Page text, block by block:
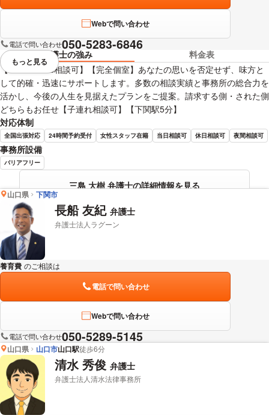
Webで問い合わせ
電話で問い合わせ050-5283-6846
弁護士の強み
料金表
【LINE・WEB相談可】【完全個室】あなたの思いを否定せず、味方と
して的確・迅速にサポートします。多数の相談実績と事務所の総合力を
活かし、今後の人生を見据えたプランをご提案。請求する側・された側
どちらもお任せ【子連れ相談可】【下関駅5分】
対応体制
全国出張対応 24時間予約受付 女性スタッフ在籍 当日相談可 休日相談可 夜間相談可
事務所設備
バリアフリー
三島 大樹 弁護士の詳細情報を見る
視覚的に省略されている要素を
もっと見る
山口県 下関市
長船 友紀 弁護士
弁護士法人ラグーン
養育費 のご相談は
電話で問い合わせ
Webで問い合わせ
電話で問い合わせ050-5289-5145
山口県 山口市山口駅徒歩6分
清水 秀俊 弁護士
弁護士法人清水法律事務所